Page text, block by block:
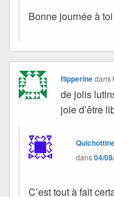
Bonne journée à
flipperinedans
de jolis
joie d’être
dans04/
C’est tout à fait